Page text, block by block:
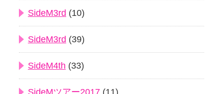
SideM3rd (10)
SideM3rd (39)
SideM4th (33)
SideMツアー2017 (11)